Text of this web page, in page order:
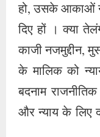
हो, उसके आकाओं
दिए हों । क्या
काजी नजमुद्दीन,
के मालिक को
बदनाम
और न्याय के लिए